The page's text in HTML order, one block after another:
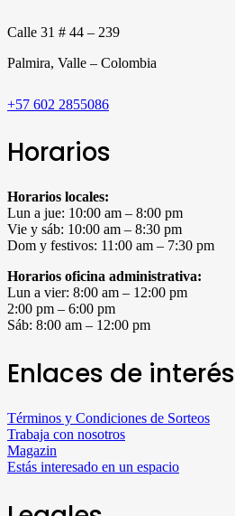
Calle 31 # 44 – 239
Palmira, Valle – Colombia
+57 602 2855086
Horarios
Horarios locales:
Lun a jue: 10:00 am – 8:00 pm
Vie y sáb: 10:00 am – 8:30 pm
Dom y festivos: 11:00 am – 7:30 pm
Horarios oficina administrativa:
Lun a vier: 8:00 am – 12:00 pm
2:00 pm – 6:00 pm
Sáb: 8:00 am – 12:00 pm
Enlaces de interés
Términos y Condiciones de Sorteos
Trabaja con nosotros
Magazin
Estás interesado en un espacio